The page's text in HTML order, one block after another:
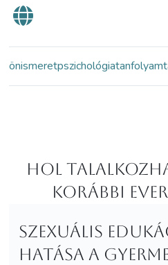
önismeretpszichológiatanfolyam
Hol
korábbi
Szexuális
hatása a